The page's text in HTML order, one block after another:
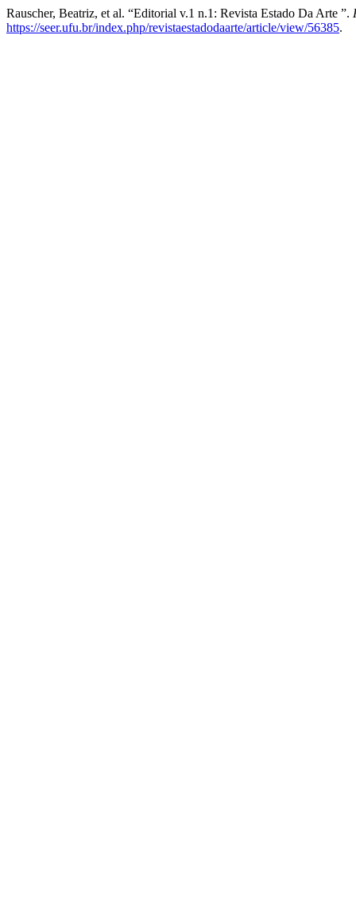
Rauscher, Beatriz, et al. “Editorial v.1 n.1: Revista Estado Da Arte ”.
https://seer.ufu.br/index.php/revistaestadodaarte/article/view/56385.